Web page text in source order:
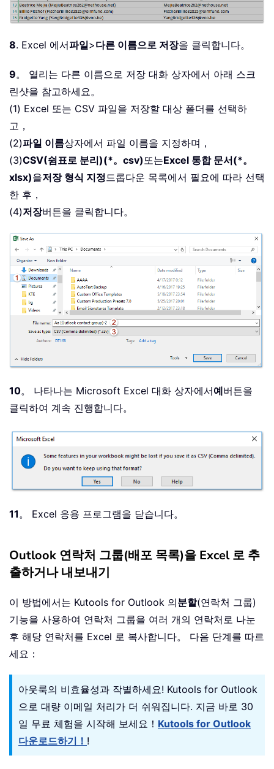
8. Excel 에서파일>다른 이름으로 저장을 클릭합니다。
9。 열리는 다른 이름으로 저장 대화 상자에서 아래 스크
린샷을 참고하세요。
(1) Excel 또는 CSV 파일을 저장할 대상 폴더를 선택하
고，
(2)파일 이름상자에서 파일 이름을 지정하며，
(3)CSV(쉼표로 분리)(*。csv) 또는Excel 통합 문서(*。
xlsx)을저장 형식 지정드롭다운 목록에서 필요에 따라 선택
한 후，
(4)저장버튼을 클릭합니다。
10。 나타나는 Microsoft Excel 대화 상자에서예버튼을
클릭하여 계속 진행합니다。
11 。 Excel 응용 프로그램을 닫습니다。
Outlook 연락처 그룹(배포 목록)을 Excel 로 추
출하거나 내보내기
이 방법에서는 Kutools for Outlook 의분할(연락처 그룹)
기능을 사용하여 연락처 그룹을 여러 개의 연락처로 나눈
후 해당 연락처를 Excel 로 복사합니다。 다음 단계를 따르
세요：
아웃룩의 비효율성과 작별하세요! Kutools for Outlook
으로 대량 이메일 처리가 더 쉬워집니다. 지금 바로 30
일 무료 체험을 시작해 보세요！ Kutools for Outlook
다운로드하기！ !